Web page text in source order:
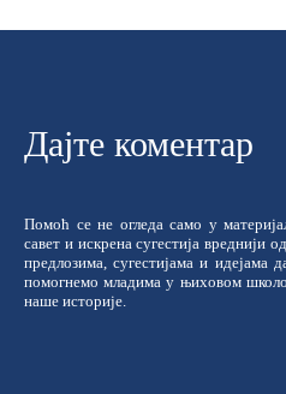
Дајте коментар
Помоћ се не огледа само у
савет и искрена сугестија
предлозима, сугестијама и
помогнемо младима у њиховом
наше историје.